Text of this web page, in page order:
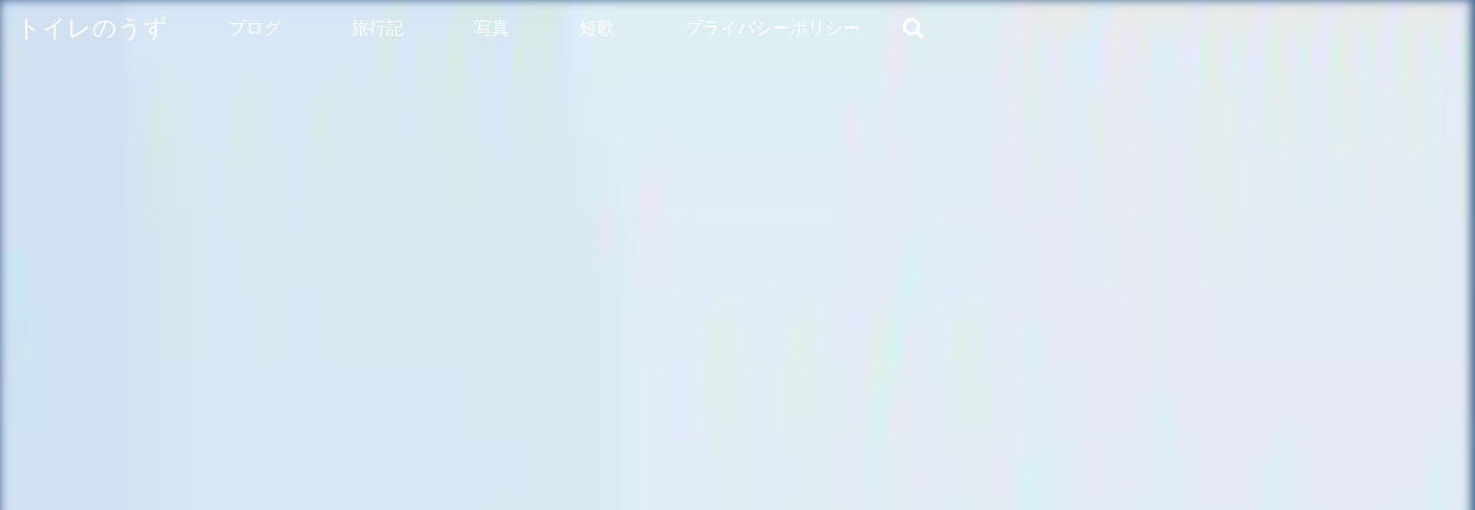
トイレのうず ブログ 旅行記 写真 短歌 プライバシーポリシー